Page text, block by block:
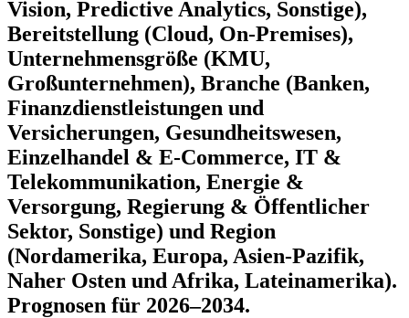
Vision, Predictive Analytics, Sonstige),
Bereitstellung (Cloud, On-Premises),
Unternehmensgröße (KMU,
Großunternehmen), Branche (Banken,
Finanzdienstleistungen und
Versicherungen, Gesundheitswesen,
Einzelhandel & E-Commerce, IT &
Telekommunikation, Energie &
Versorgung, Regierung & Öffentlicher
Sektor, Sonstige) und Region
(Nordamerika, Europa, Asien-Pazifik,
Naher Osten und Afrika, Lateinamerika).
Prognosen für 2026–2034.